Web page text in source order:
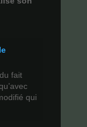
fait
qui